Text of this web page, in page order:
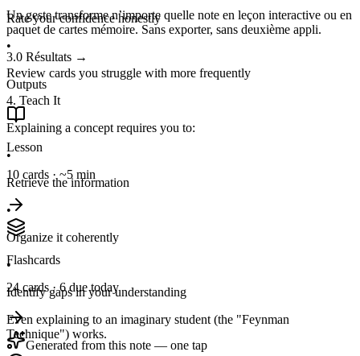
Rate your confidence honestly
•
Review cards you struggle with more frequently
4. Teach It
Explaining a concept requires you to:
•
Retrieve the information
•
Organize it coherently
•
Identify gaps in your understanding
Even explaining to an imaginary student (the "Feynman
Technique") works.
Un geste transforme n’importe quelle note en leçon interactive ou en
paquet de cartes mémoire. Sans exporter, sans deuxième appli.
3.0 Résultats →
Outputs
Lesson
10 cards · ~5 min
Flashcards
24 cards · 6 due today
Generated from this note — one tap